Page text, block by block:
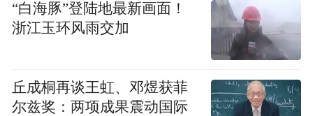
“白海豚”登陆地最新画面！
浙江玉环风雨交加
丘成桐再谈王虹、邓煜获菲
尔兹奖：两项成果震动国际